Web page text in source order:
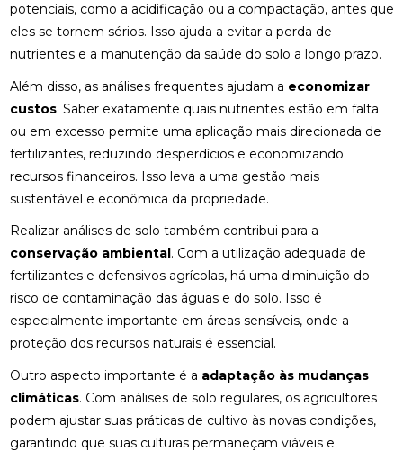
potenciais, como a acidificação ou a compactação, antes que
eles se tornem sérios. Isso ajuda a evitar a perda de
nutrientes e a manutenção da saúde do solo a longo prazo.
Além disso, as análises frequentes ajudam a economizar
custos. Saber exatamente quais nutrientes estão em falta
ou em excesso permite uma aplicação mais direcionada de
fertilizantes, reduzindo desperdícios e economizando
recursos financeiros. Isso leva a uma gestão mais
sustentável e econômica da propriedade.
Realizar análises de solo também contribui para a
conservação ambiental. Com a utilização adequada de
fertilizantes e defensivos agrícolas, há uma diminuição do
risco de contaminação das águas e do solo. Isso é
especialmente importante em áreas sensíveis, onde a
proteção dos recursos naturais é essencial.
Outro aspecto importante é a adaptação às mudanças
climáticas. Com análises de solo regulares, os agricultores
podem ajustar suas práticas de cultivo às novas condições,
garantindo que suas culturas permaneçam viáveis e